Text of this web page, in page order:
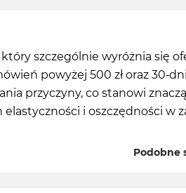
szczególnie wyróżnia się
powyżej 500 zł oraz 30-
przyczyny, co stanowi
i oszczędności w
Podobne